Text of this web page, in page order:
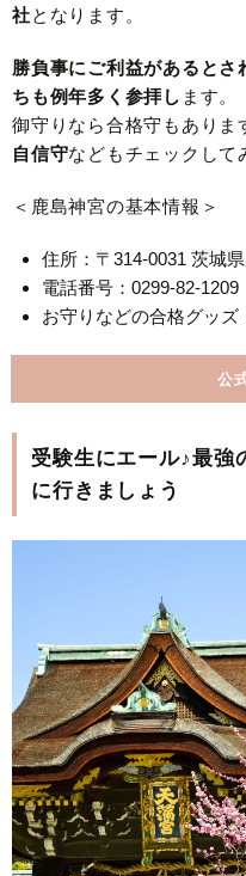
社となります。
勝負事にご利益があると
ちも例年多く参拝し ます。
御守りなら合格守もありま
自信守などもチェックして
＜鹿島神宮の基本情報＞
住所：〒314-0031 茨城
電話番号：0299-82-1209
お守りなどの合格グッズ
公
受験生にエール♪最強
に行きましょう